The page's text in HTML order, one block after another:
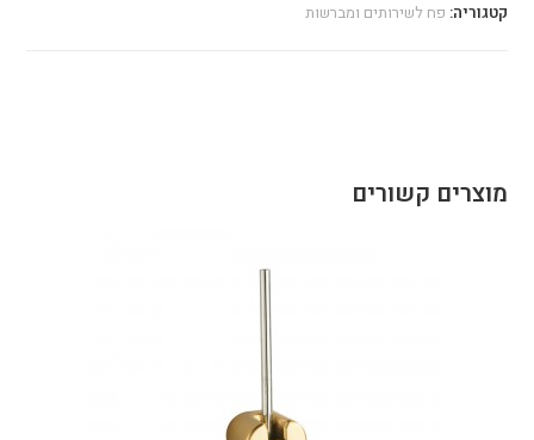
קטגוריה: פח לשירותים ומברשות
מוצרים קשורים